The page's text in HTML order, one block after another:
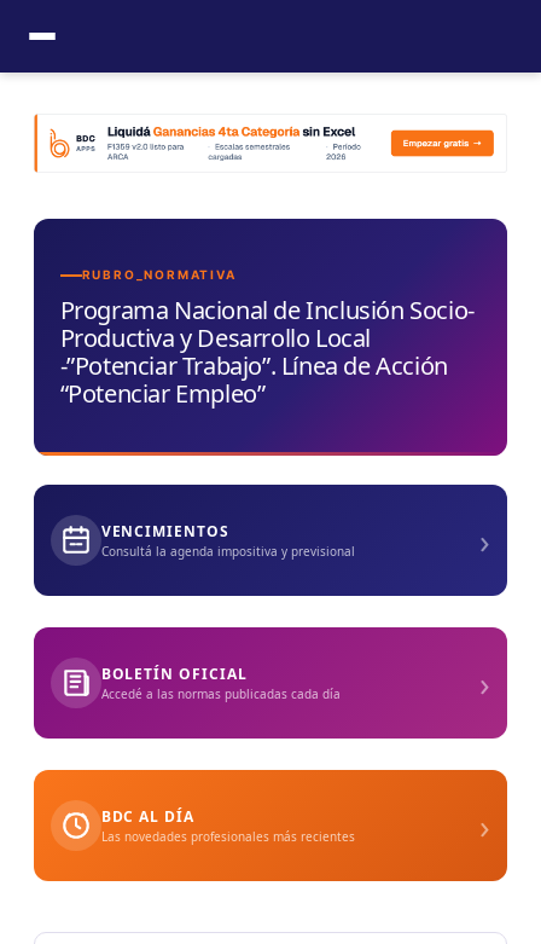
contenido
RUBRO_NORMATIVA
Programa Nacional de Inclusión Socio-
Productiva y Desarrollo Local
-”Potenciar Trabajo”. Línea de Acción
“Potenciar Empleo”
VENCIMIENTOS
Consultá la agenda impositiva y previsional ›
BOLETÍN OFICIAL
Accedé a las normas publicadas cada día ›
BDC AL DÍA
Las novedades profesionales más recientes ›